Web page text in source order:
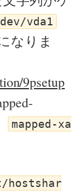
vda1
なりま
9psetup
mapped-xa
hostshar